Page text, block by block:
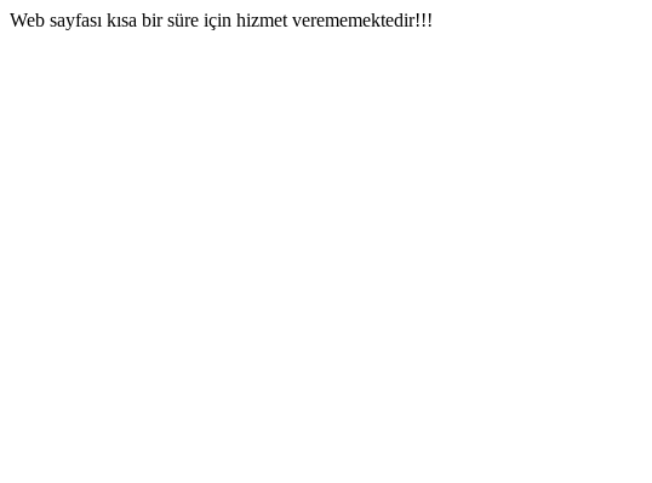
Web sayfası kısa bir süre için hizmet verememektedir!!!